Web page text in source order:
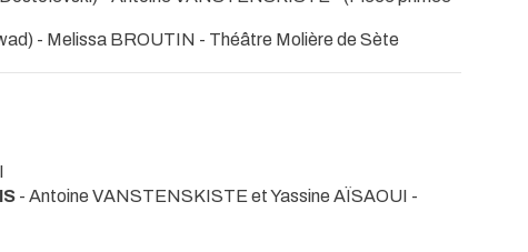
- Melissa BROUTIN - Théâtre Molière de Sète
- Antoine VANSTENSKISTE et Yassine AÏSAOUI -